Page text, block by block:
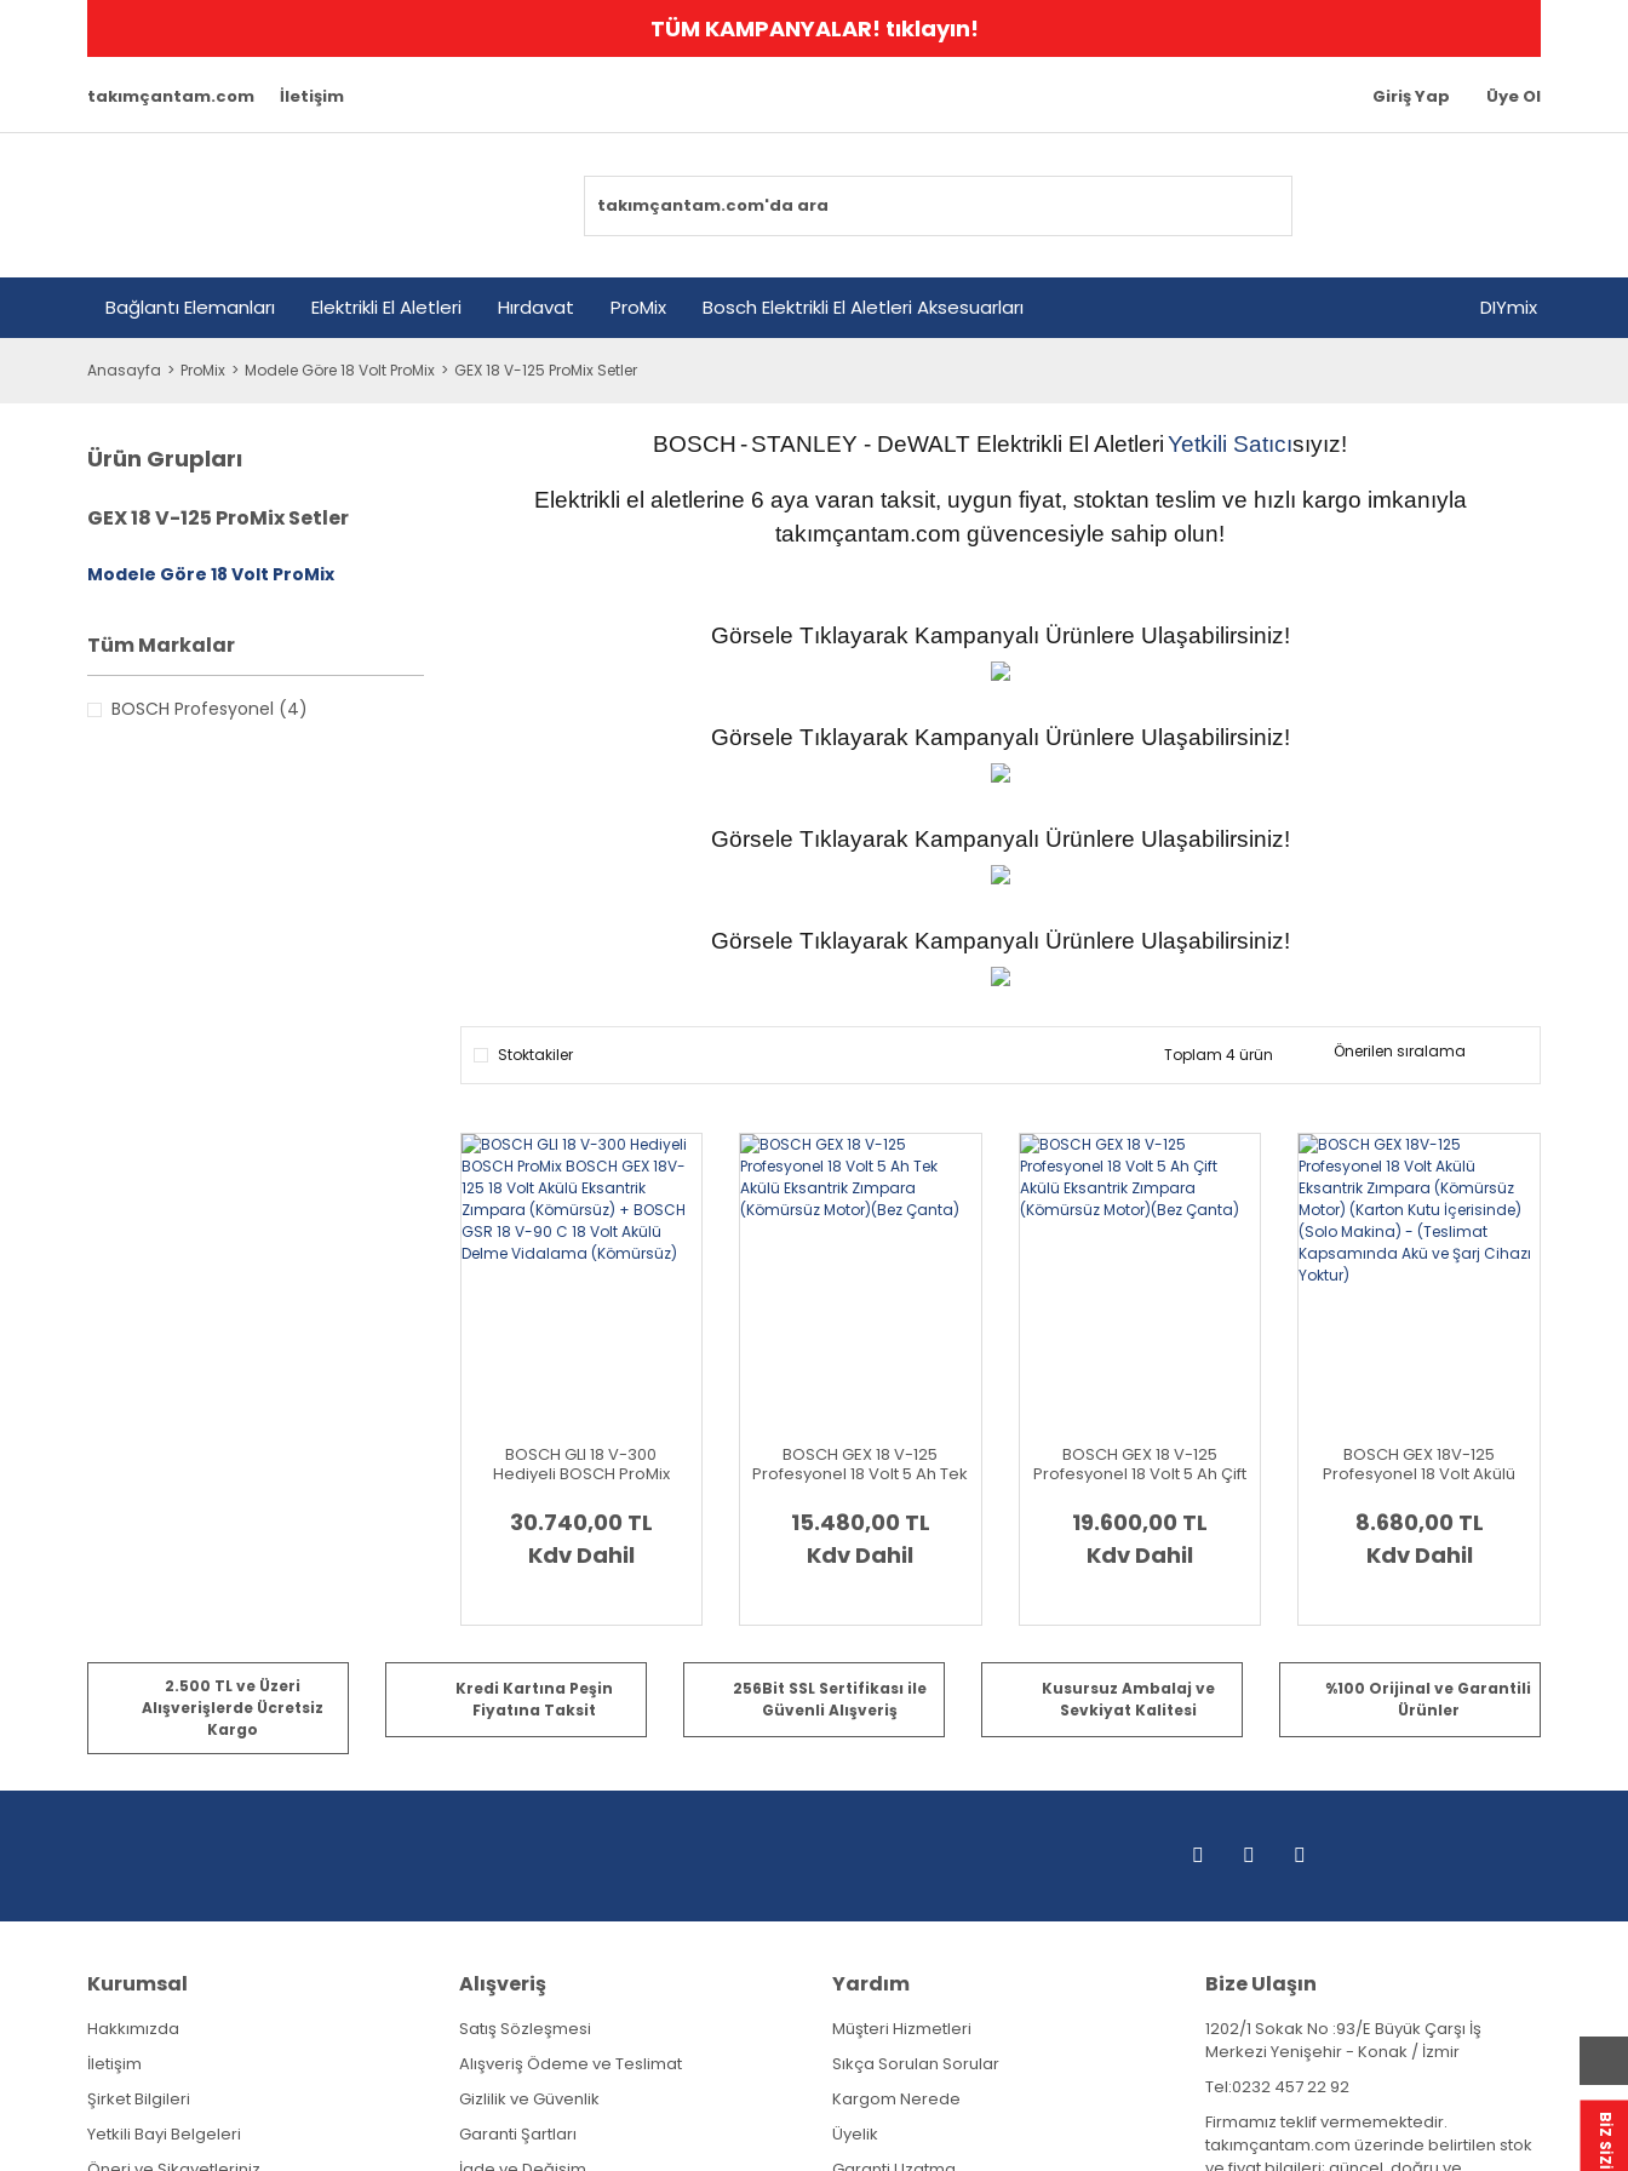
TÜM KAMPANYALAR! tıklayın!
takımçantam.com İletişim Giriş Yap Üye Ol
Bağlantı Elemanları Elektrikli El Aletleri Hırdavat ProMix Bosch Elektrikli El Aletleri Aksesuarları DIYmix
Anasayfa ProMix Modele Göre 18 Volt ProMix GEX 18 V-125 ProMix Setler
Ürün Grupları
GEX 18 V-125 ProMix Setler
Modele Göre 18 Volt ProMix
Tüm Markalar
BOSCH Profesyonel (4)
BOSCH -STANLEY- DeWALT Elektrikli El Aletleri Yetkili Satıcısıyız!
Elektrikli el aletlerine 6 aya varan taksit, uygun fiyat, stoktan teslim ve hızlı kargo imkanıyla
takımçantam.com güvencesiyle sahip olun!
Görsele Tıklayarak Kampanyalı Ürünlere Ulaşabilirsiniz!
Görsele Tıklayarak Kampanyalı Ürünlere Ulaşabilirsiniz!
Görsele Tıklayarak Kampanyalı Ürünlere Ulaşabilirsiniz!
Görsele Tıklayarak Kampanyalı Ürünlere Ulaşabilirsiniz!
Stoktakiler Toplam 4 ürün
BOSCH GLI 18 V-300
Hediyeli BOSCH ProMix
Akülü Eksantrik Zımpara
(Kömürsüz) + BOSCH GSR
18 V-90 C 18 Volt Akülü
Delme Vidalama
30.740,00 TL
Kdv Dahil
BOSCH GEX 18 V-125
Profesyonel 18 Volt 5 Ah Tek
(Kömürsüz Motor)(Bez
Çanta)
15.480,00 TL
Kdv Dahil
BOSCH GEX 18 V-125
Profesyonel 18 Volt 5 Ah Çift
(Kömürsüz Motor)(Bez
Çanta)
19.600,00 TL
Kdv Dahil
BOSCH GEX 18V-125
Profesyonel 18 Volt Akülü
(Kömürsüz Motor) (Karton
Kutu İçerisinde) (Solo
Makina) - (Teslimat
Kapsamında Akü ve Şarj
8.680,00 TL
Kdv Dahil
2.500 TL ve Üzeri
Alışverişlerde Ücretsiz
Kargo
Kredi Kartına Peşin
Fiyatına Taksit
256Bit SSL Sertifikası ile
Güvenli Alışveriş
Kusursuz Ambalaj ve
Sevkiyat Kalitesi
%100 Orijinal ve Garantili
Ürünler
Kurumsal
Hakkımızda
İletişim
Şirket Bilgileri
Yetkili Bayi Belgeleri
Alışveriş
Satış Sözleşmesi
Alışveriş Ödeme ve Teslimat
Gizlilik ve Güvenlik
Garanti Şartları
Yardım
Müşteri Hizmetleri
Sıkça Sorulan Sorular
Kargom Nerede
Üyelik
Bize Ulaşın
1202/1 Sokak No :93/E Büyük Çarşı İş
Merkezi Yenişehir - Konak / İzmir
Tel:0232 457 22 92
Firmamız teklif vermemektedir.
takımçantam.com üzerinde belirtilen stok